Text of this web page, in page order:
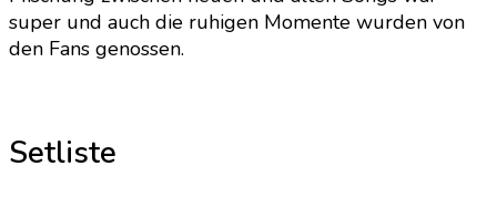
super und auch die ruhigen Momente wurden von
den Fans genossen.
Setliste